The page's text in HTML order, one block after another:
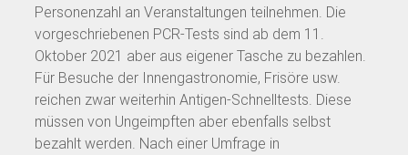
Personenzahl an Veranstaltungen teilnehmen. Die
vorgeschriebenen PCR-Tests sind ab dem 11.
Oktober 2021 aber aus eigener Tasche zu bezahlen.
Für Besuche der Innengastronomie, Frisöre usw.
reichen zwar weiterhin Antigen-Schnelltests. Diese
müssen von Ungeimpften aber ebenfalls selbst
bezahlt werden. Nach einer Umfrage in